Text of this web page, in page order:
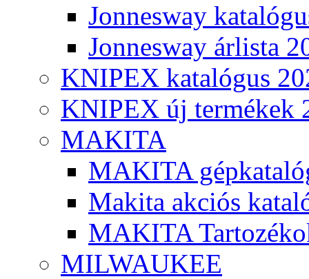
Jonnesway
Jonnesway árlista
KNIPEX katalógus
KNIPEX új termékek
MAKITA
MAKITA
Makita akciós
MAKITA
MILWAUKEE